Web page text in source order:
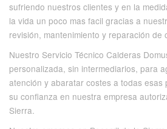
sufriendo nuestros clientes y en la
la vida un poco mas facil gracias a
revisión, mantenimiento y reparación de
Nuestro Servicio Técnico Calderas
personalizada, sin intermediarios, para
atención y abaratar costes a todas esas
su confianza en nuestra empresa
Sierra.